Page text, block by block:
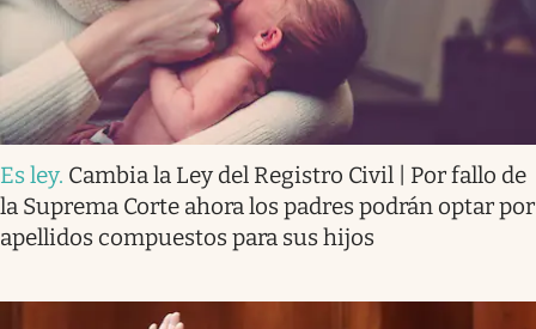
Es ley. Cambia la Ley del Registro Civil | Por fallo de
la Suprema Corte ahora los padres podrán optar por
apellidos compuestos para sus hijos